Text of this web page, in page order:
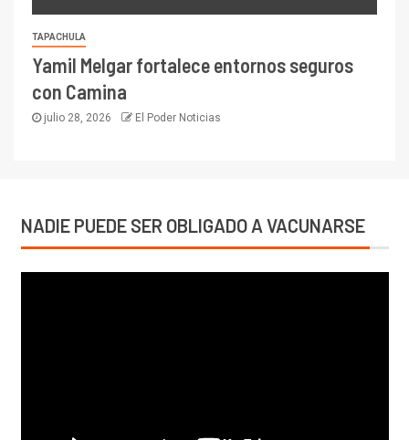
TAPACHULA
Yamil Melgar fortalece entornos seguros
con Camina
julio 28, 2026 El Poder Noticias
NADIE PUEDE SER OBLIGADO A VACUNARSE